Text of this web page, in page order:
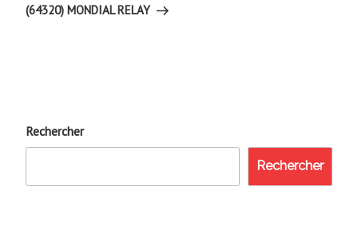
(64320) MONDIAL RELAY
Rechercher
Rechercher